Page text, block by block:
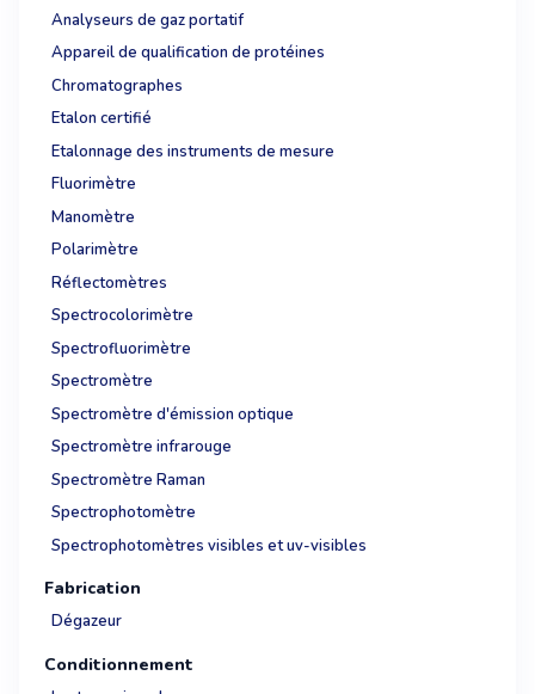
Analyseurs de gaz portatif
Appareil de qualification de protéines
Chromatographes
Etalon certifié
Etalonnage des instruments de mesure
Fluorimètre
Manomètre
Polarimètre
Réflectomètres
Spectrocolorimètre
Spectrofluorimètre
Spectromètre
Spectromètre d'émission optique
Spectromètre infrarouge
Spectromètre Raman
Spectrophotomètre
Spectrophotomètres visibles et uv-visibles
Fabrication
Dégazeur
Conditionnement